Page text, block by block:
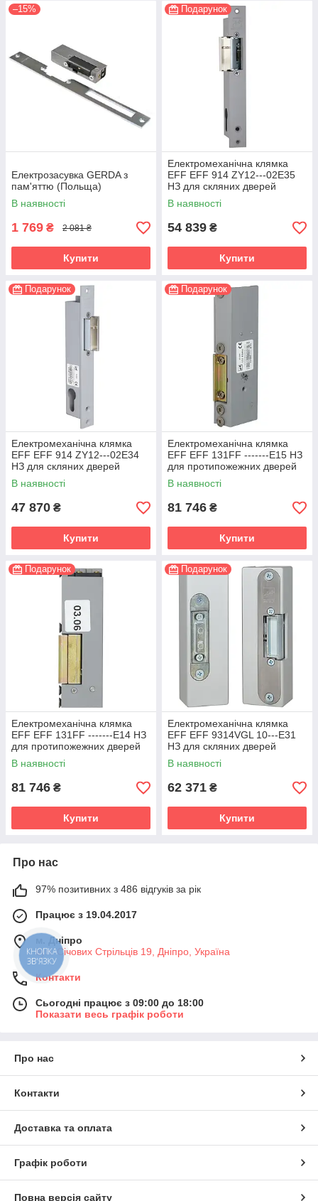
–15%
Електрозасувка GERDA з
пам'яттю (Польща)
В наявності
1 769 ₴ 2 081 ₴
Купити
Подарунок
Електромеханічна клямка
EFF EFF 914 ZY12---02E35
НЗ для скляних дверей
В наявності
54 839 ₴
Купити
Подарунок
Електромеханічна клямка
EFF EFF 914 ZY12---02E34
НЗ для скляних дверей
В наявності
47 870 ₴
Купити
Подарунок
Електромеханічна клямка
EFF EFF 131FF -------E15 НЗ
для протипожежних дверей
В наявності
81 746 ₴
Купити
Подарунок
Електромеханічна клямка
EFF EFF 131FF -------E14 НЗ
для протипожежних дверей
В наявності
81 746 ₴
Купити
Подарунок
Електромеханічна клямка
EFF EFF 9314VGL 10---E31
НЗ для скляних дверей
В наявності
62 371 ₴
Купити
Про нас
97% позитивних з 486 відгуків за рік
Працює з 19.04.2017
м. Дніпро
вул. Січових Стрільців 19, Дніпро, Україна
Контакти
Сьогодні працює з 09:00 до 18:00
Показати весь графік роботи
Про нас
Контакти
Доставка та оплата
Графік роботи
Повна версія сайту
КНОПКА
ЗВ'ЯЗКУ